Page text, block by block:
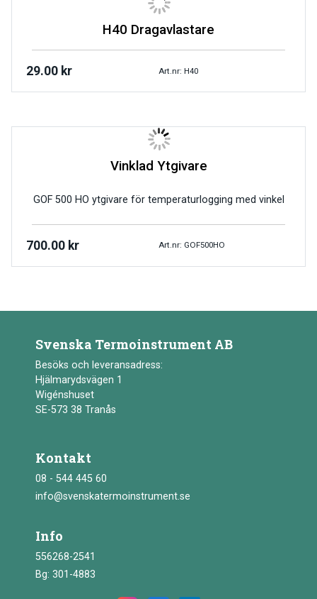
H40 Dragavlastare
29.00 kr Art.nr: H40
Vinklad Ytgivare
GOF 500 HO ytgivare för temperaturlogging med vinkel
700.00 kr Art.nr: GOF500HO
Svenska Termoinstrument AB
Besöks och leveransadress:
Hjälmarydsvägen 1
Wigénshuset
SE-573 38 Tranås
Kontakt
08 - 544 445 60
info@svenskatermoinstrument.se
Info
556268-2541
Bg: 301-4883